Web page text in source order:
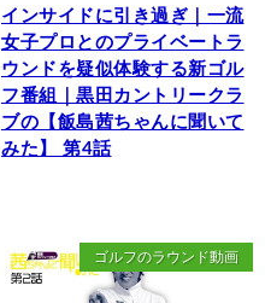
インサイドに引き過ぎ｜一流
女子プロとのプライベートラ
ウンドを疑似体験する新ゴル
フ番組｜黒田カントリークラ
ブの【飯島茜ちゃんに聞いて
みた】 第4話
ゴルフのラウンド動画